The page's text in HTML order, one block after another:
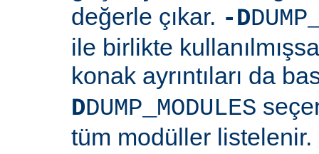
değerle çıkar. -D
ile birlikte
konak ayrıntıları da
DDUMP_MODULES
tüm modüller listelenir.